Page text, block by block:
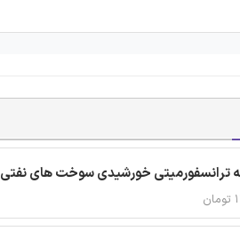
ترانسفورمیتی خورشیدی سوخت های نفتی